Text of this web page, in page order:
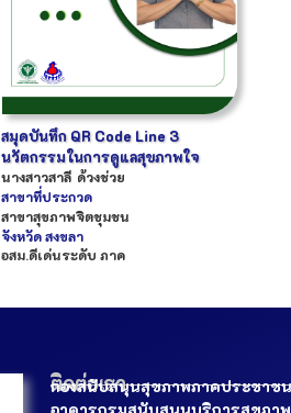
สมุดบันทึก QR Code Line 3
นวัตกรรมในการดูแลสุขภาพใจ
นางสาวสาลี ด้วงช่วย
สาขาที่ประกวด
สาขาสุขภาพจิตชุมชน
จังหวัดสงขลา
อสม.ดีเด่นระดับ ภาค
ติดต่อเรา
กองสนับสนุนสุขภาพภาคประชาช